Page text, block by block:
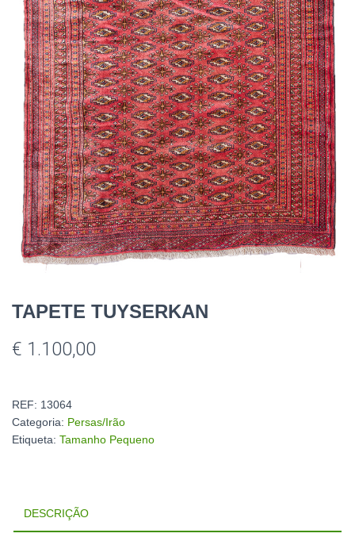
TAPETE TUYSERKAN
€ 1.100,00
REF: 13064
Categoria: Persas/Irão
Etiqueta: Tamanho Pequeno
DESCRIÇÃO